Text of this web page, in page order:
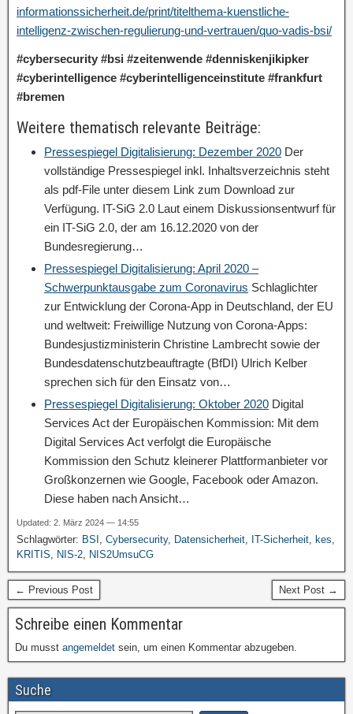
informationssicherheit.de/print/titelthema-kuenstliche-
intelligenz-zwischen-regulierung-und-vertrauen/quo-vadis-bsi/
#cybersecurity #bsi #zeitenwende #denniskenjikipker
#cyberintelligence #cyberintelligenceinstitute #frankfurt
#bremen
Weitere thematisch relevante Beiträge:
Pressespiegel Digitalisierung: Dezember 2020 Der
vollständige Pressespiegel inkl. Inhaltsverzeichnis steht
als pdf-File unter diesem Link zum Download zur
Verfügung. IT-SiG 2.0 Laut einem Diskussionsentwurf für
ein IT-SiG 2.0, der am 16.12.2020 von der
Bundesregierung…
Pressespiegel Digitalisierung: April 2020 –
Schwerpunktausgabe zum Coronavirus Schlaglichter
zur Entwicklung der Corona-App in Deutschland, der EU
und weltweit: Freiwillige Nutzung von Corona-Apps:
Bundesjustizministerin Christine Lambrecht sowie der
Bundesdatenschutzbeauftragte (BfDI) Ulrich Kelber
sprechen sich für den Einsatz von…
Pressespiegel Digitalisierung: Oktober 2020 Digital
Services Act der Europäischen Kommission: Mit dem
Digital Services Act verfolgt die Europäische
Kommission den Schutz kleinerer Plattformanbieter vor
Großkonzernen wie Google, Facebook oder Amazon.
Diese haben nach Ansicht…
Updated: 2. März 2024 — 14:55
Schlagwörter: BSI , Cybersecurity, Datensicherheit, IT-Sicherheit, kes,
KRITIS, NIS-2, NIS2UmsuCG
← Previous Post Next Post →
Schreibe einen Kommentar
Du musst angemeldet sein, um einen Kommentar abzugeben.
Suche